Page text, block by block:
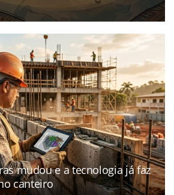
mudou e a tecnologia já faz
canteiro